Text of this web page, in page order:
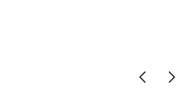
то качество выше всяких